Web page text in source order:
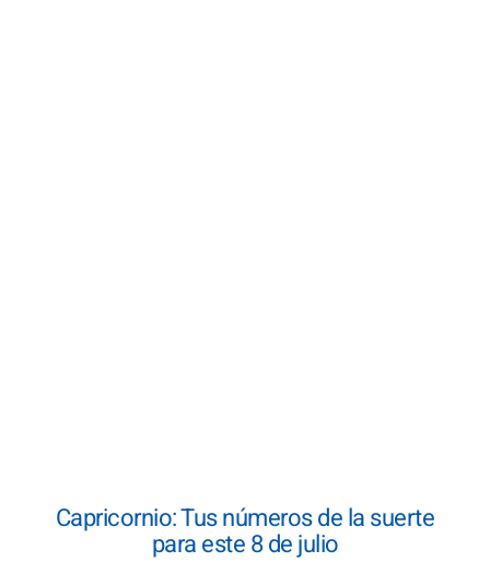
Capricornio: Tus números de la suerte
para este 8 de julio